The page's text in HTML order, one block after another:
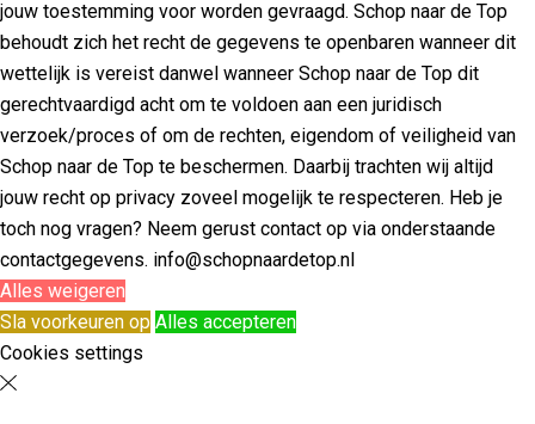
jouw toestemming voor worden gevraagd. Schop naar de Top
behoudt zich het recht de gegevens te openbaren wanneer dit
wettelijk is vereist danwel wanneer Schop naar de Top dit
gerechtvaardigd acht om te voldoen aan een juridisch
verzoek/proces of om de rechten, eigendom of veiligheid van
Schop naar de Top te beschermen. Daarbij trachten wij altijd
jouw recht op privacy zoveel mogelijk te respecteren. Heb je
toch nog vragen? Neem gerust contact op via onderstaande
contactgegevens. info@schopnaardetop.nl
Alles weigeren
Sla voorkeuren op Alles accepteren
Cookies settings